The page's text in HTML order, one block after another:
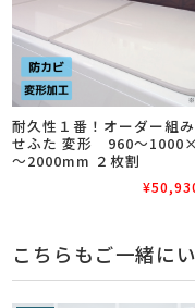
耐久性１番！オーダー組
せふた 変形 960～
～2000mm ２枚割
こちらもご一緒に